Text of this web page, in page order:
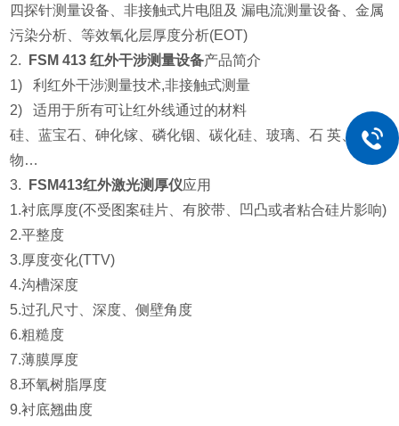
四探针测量设备、非接触式片电阻及 漏电流测量设备、金属
污染分析、等效氧化层厚度分析(EOT)
2.
FSM 413 红外干涉测量设备产品简介
1) 利红外干涉测量技术,非接触式测量
2) 适用于所有可让红外线通过的材料
硅、蓝宝石、砷化镓、磷化铟、碳化硅、玻璃、石 英、聚合
物…
3.
FSM413红外激光测厚仪应用
1.衬底厚度(不受图案硅片、有胶带、凹凸或者粘合硅片影响)
2.平整度
3.厚度变化(TTV)
4.沟槽深度
5.过孔尺寸、深度、侧壁角度
6.粗糙度
7.薄膜厚度
8.环氧树脂厚度
9.衬底翘曲度